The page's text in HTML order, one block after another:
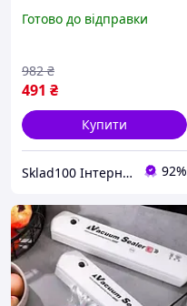
зберігання продуктів
компактний для
запаювання пакетів
Готово до відправки
491 ₴
982 ₴
Купити
Sklad100 Інтернет -магазин доступних товарів для дому та всієї сім'ї. 92%